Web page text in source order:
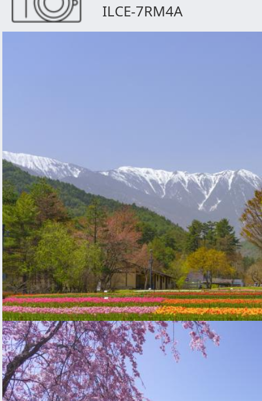
ILCE-7RM4A